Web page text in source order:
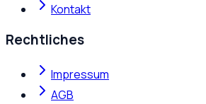
Kontakt
Rechtliches
Impressum
AGB